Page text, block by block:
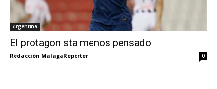
Argentina
El protagonista menos pensado
Redacción MalagaReporter 0